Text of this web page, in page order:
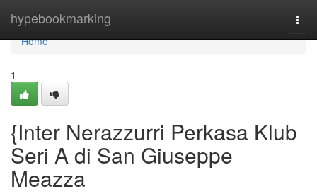
hypebookmarking
Home
Home
1
{Inter Nerazzurri Perkasa Klub
Seri A di San Giuseppe
Meazza